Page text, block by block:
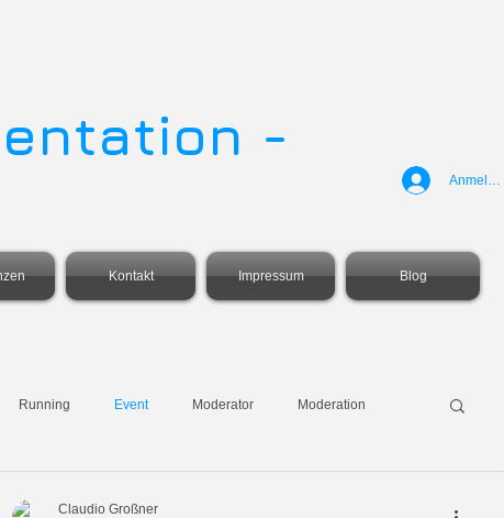
-
Kontakt Impressum Blog
Anmelden
Running Event Moderator Moderation
Claudio Großner